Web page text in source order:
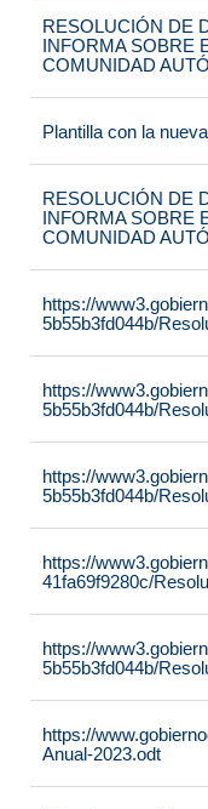
RESOLUCIÓN DE
INFORMA SOBRE
COMUNIDAD
Plantilla con la
RESOLUCIÓN DE
INFORMA SOBRE
COMUNIDAD
https://
5b55b3fd044b/
https://
5b55b3fd044b/
https://
5b55b3fd044b/
https://
41fa69f9280c/
https://
5b55b3fd044b/
https://
Anual-2023.odt